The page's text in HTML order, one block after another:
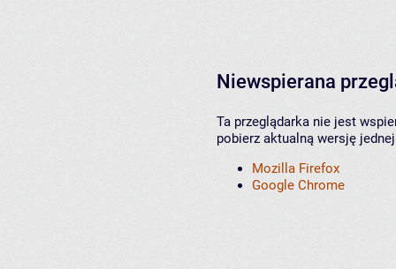
Niewspierana
Ta przeglądarka nie jest
pobierz aktualną wersję
Mozilla Firefox
Google Chrome